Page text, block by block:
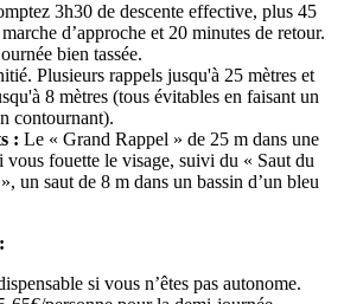
3h30 de descente effective, plus 45
d’approche et 20 minutes de retour.
bien tassée.
Plusieurs rappels jusqu'à 25 mètres et
8 mètres (tous évitables en faisant un
contournant).
: Le « Grand Rappel » de 25 m dans une
vous fouette le visage, suivi du « Saut du
un saut de 8 m dans un bassin d’un bleu
si vous n’êtes pas autonome.